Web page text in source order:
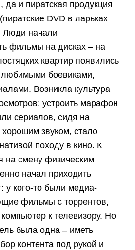
и пиратская продукция
DVD в ларьках
Люди начали
фильмы на дисках – на
квартир появились
любимыми боевиками,
Возникла культура
устроить марафон
сериалов, сидя на
звуком, стало
походу в кино. К
на смену физическим
начал приходить
у кого-то были медиа-
фильмы с торрентов,
к телевизору. Но
была одна – иметь
контента под рукой и